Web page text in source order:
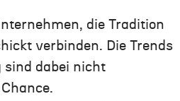
die Tradition
verbinden. Die Trends
sind dabei nicht